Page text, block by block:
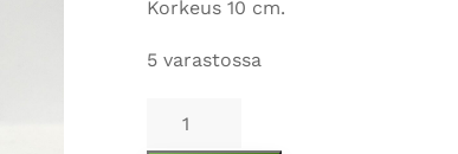
Korkeus 10 cm.
5 varastossa